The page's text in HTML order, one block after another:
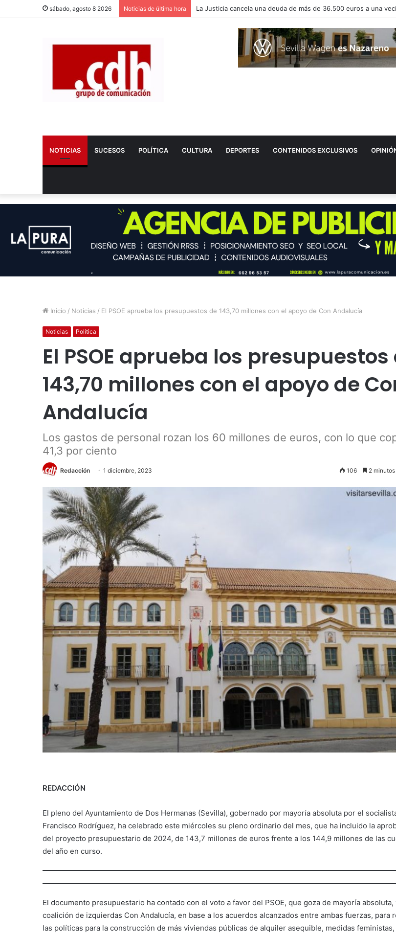
sábado, agosto 8 2026 Noticias de última hora Dos nuevos positivos por el virus del Nilo en Dos Hermanas
NOTICIAS SUCESOS POLÍTICA CULTURA DEPORTES CONTENIDOS EXCLUSIVOS
Inicio / Noticias / El PSOE aprueba los presupuestos de 143,70 millones con el apoyo de Con Andalucía
Noticias Política
El PSOE aprueba los presupuestos
143,70 millones con el apoyo de
Andalucía
Los gastos de personal rozan los 60 millones de euros, con lo que
41,3 por ciento
Redacción 1 diciembre, 2023 106 2
REDACCIÓN
El pleno del Ayuntamiento de Dos Hermanas (Sevilla), gobernado por mayoría absoluta por el
Francisco Rodríguez, ha celebrado este miércoles su pleno ordinario del mes, que ha incluido la
del proyecto presupuestario de 2024, de 143,7 millones de euros frente a los 144,9 millones de las
del año en curso.
El documento presupuestario ha contado con el voto a favor del PSOE, que goza de mayoría absoluta,
coalición de izquierdas Con Andalucía, en base a los acuerdos alcanzados entre ambas fuerzas, para
las políticas para la construcción de más viviendas públicas de alquiler asequible, medidas feministas,